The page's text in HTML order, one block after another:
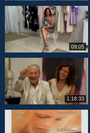
09:05
1:18:33